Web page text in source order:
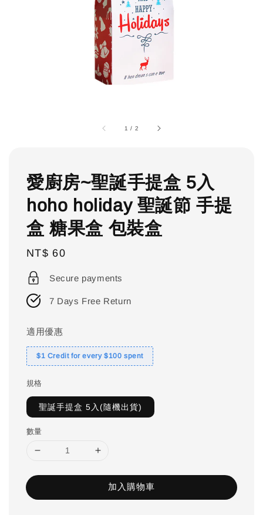
1 / 2
愛廚房~聖誕手提盒 5入
hoho holiday 聖誕節 手提
盒 糖果盒 包裝盒
Regular
price
NT$ 60
Secure payments
7 Days Free Return
適用優惠
$1 Credit for every $100 spent
規格
聖誕手提盒 5入(隨機出貨)
數量
加入購物車